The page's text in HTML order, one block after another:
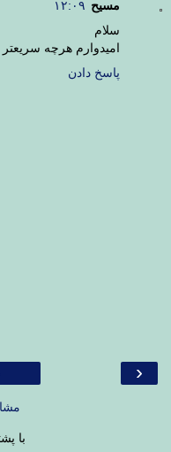
مسیح ۱۲:۰۹
سلام
امیدوارم هرچه
پاسخ دادن
‹
با